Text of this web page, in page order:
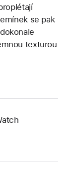
se pak
texturou